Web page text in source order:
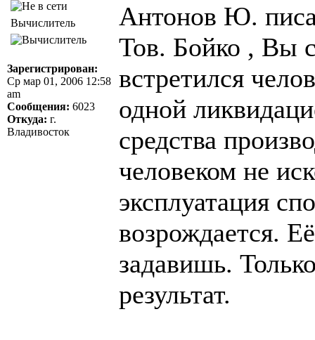
Вычислитель
Зарегистрирован:
Ср мар 01, 2006 12:58
am
Сообщения: 6023
Откуда: г.
Владивосток
Антонов Ю.
Тов. Бойко , Вы
встретился
одной
средства
человеком не
эксплуатация
возрождается.
задавишь.
результат.